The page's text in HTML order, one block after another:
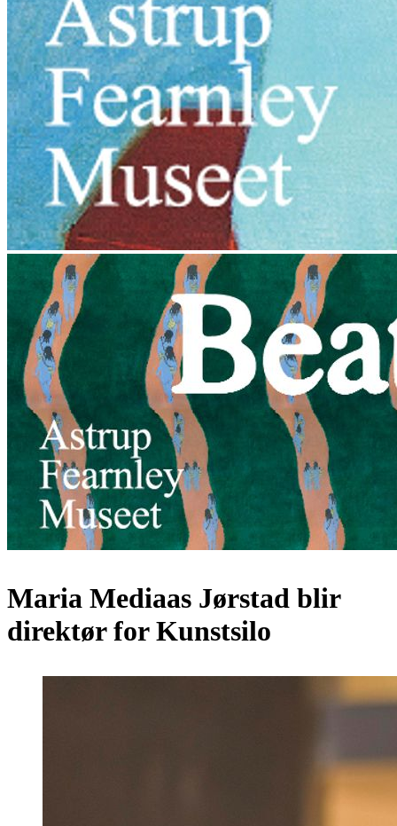
Maria Mediaas Jørstad blir
direktør for Kunstsilo